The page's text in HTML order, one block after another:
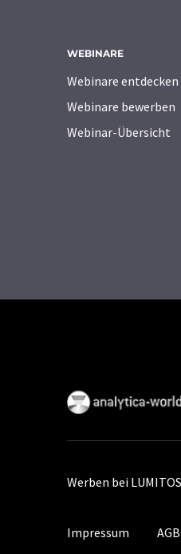
WEBINARE
Webinare entdecken
Webinare bewerben
Webinar-Übersicht
Werben bei LUMITOS
Impressum AGB